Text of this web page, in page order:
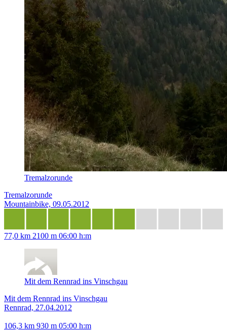
Tremalzorunde
Tremalzorunde
Mountainbike, 09.05.2012
77,0 km 2100 m 06:00 h:m
Mit dem Rennrad ins Vinschgau
Mit dem Rennrad ins Vinschgau
Rennrad, 27.04.2012
106,3 km 930 m 05:00 h:m